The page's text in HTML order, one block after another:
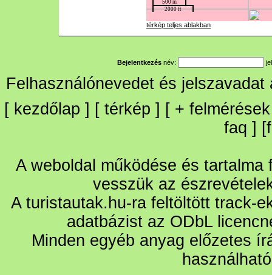
térkép teljes ablakban
Bejelentkezés név:
Felhasználónevedet és
[ kezdőlap ] [ térkép ] [ + felmérések
faq ] [
A weboldal működése és
vesszük az
A turistautak.hu-ra feltöltött track-
adatbázist az ODbL
Minden egyéb anyag előzetes